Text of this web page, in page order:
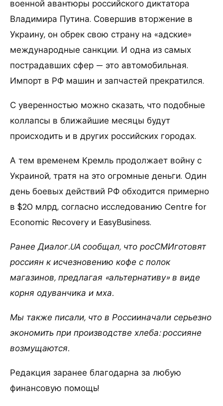
военной авантюры российского диктатора
Владимира Путина. Совершив вторжение в
Украину, он обрек свою страну на «адские»
международные санкции. И одна из самых
пострадавших сфер — это автомобильная.
Импорт в РФ машин и запчастей прекратился.
С уверенностью можно сказать, что подобные
коллапсы в ближайшие месяцы будут
происходить и в других российских городах.
А тем временем Кремль продолжает войну с
Украиной, тратя на это огромные деньги. Один
день боевых действий РФ обходится примерно
в $20 млрд, согласно исследованию Centre for
Economic Recovery и EasyBusiness.
Ранее Диалог.UA сообщал, что росСМИготовят
россиян к исчезновению кофе с полок
магазинов, предлагая «альтернативу» в виде
корня одуванчика и мха.
Мы также писали, что в Россииначали серьезно
экономить при производстве хлеба: россияне
возмущаются.
Редакция заранее благодарна за любую
финансовую помощь!